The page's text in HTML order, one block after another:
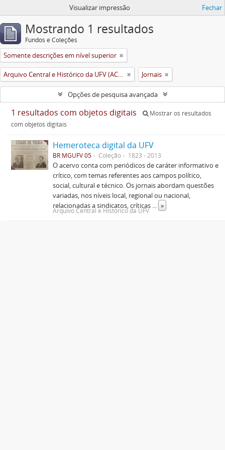
Visualizar impressão Fechar
Mostrando 1 resultados
Fundos e Coleções
Somente descrições em nível superior
Arquivo Central e Histórico da UFV (ACH-UFV) Jornais
Opções de pesquisa avançada
1 resultados com objetos digitais
Mostrar os resultados
com objetos digitais
Hemeroteca digital da UFV
BR MGUFV 05 Coleção 1823 - 2013
O acervo conta com periódicos de caráter informativo e
crítico, com temas referentes aos campos político,
social, cultural e técnico. Os jornais abordam questões
variadas, nos níveis local, regional ou nacional,
relacionadas a sindicatos, críticas ... »
Arquivo Central e Histórico da UFV